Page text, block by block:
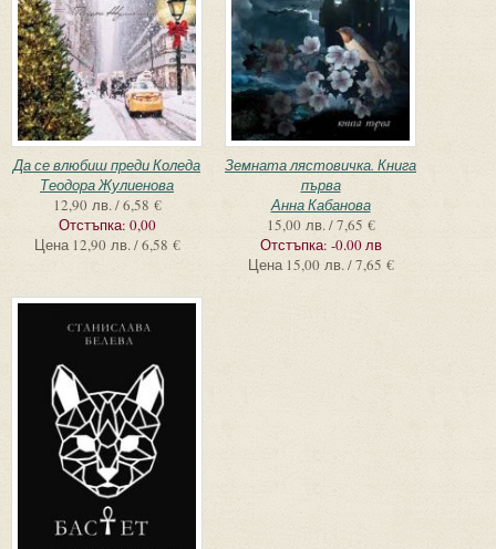
Да се влюбиш преди Коледа
Теодора Жулиенова
12,90 лв. / 6,58 €
Отстъпка: 0,00
Цена 12,90 лв. / 6,58 €
Земната лястовичка. Книга
първа
Анна Кабанова
15,00 лв. / 7,65 €
Отстъпка: -0.00 лв
Цена 15,00 лв. / 7,65 €